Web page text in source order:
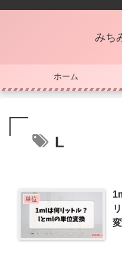
みち
ホーム
L
単位